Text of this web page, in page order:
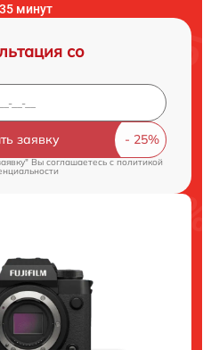
минут
со
заявку
Вы соглашаетесь c политикой